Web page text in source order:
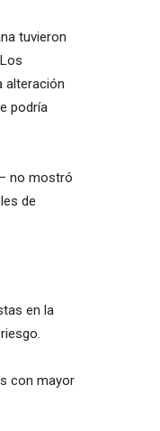
tuvieron
alteración
podría
no mostró
de
en la
con mayor